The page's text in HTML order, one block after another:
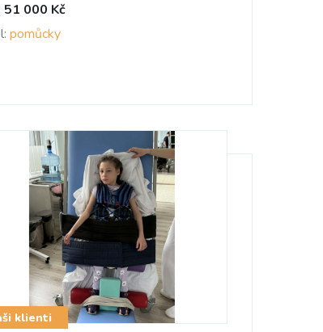
51 000 Kč
pomůcky
klienti